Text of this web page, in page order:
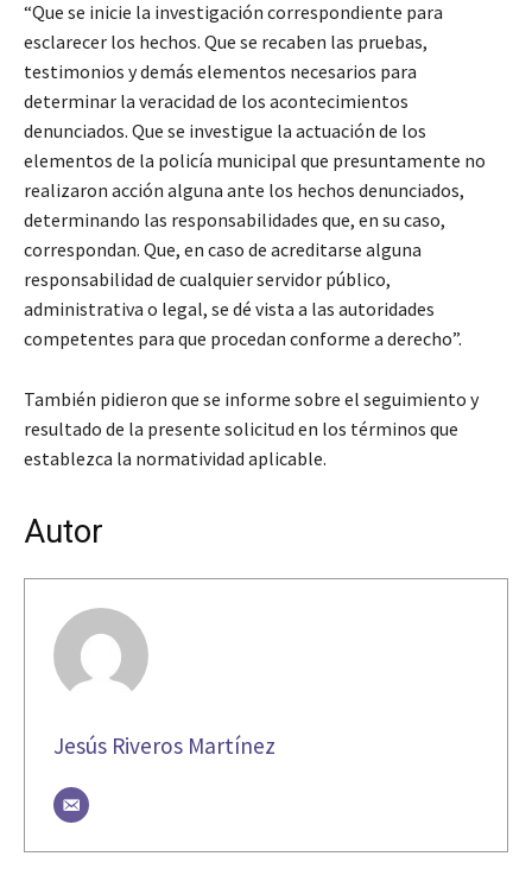
“Que se inicie la investigación correspondiente para
esclarecer los hechos. Que se recaben las pruebas,
testimonios y demás elementos necesarios para
determinar la veracidad de los acontecimientos
denunciados. Que se investigue la actuación de los
elementos de la policía municipal que presuntamente no
realizaron acción alguna ante los hechos denunciados,
determinando las responsabilidades que, en su caso,
correspondan. Que, en caso de acreditarse alguna
responsabilidad de cualquier servidor público,
administrativa o legal, se dé vista a las autoridades
competentes para que procedan conforme a derecho”.
También pidieron que se informe sobre el seguimiento y
resultado de la presente solicitud en los términos que
establezca la normatividad aplicable.
Autor
Jesús Riveros Martínez